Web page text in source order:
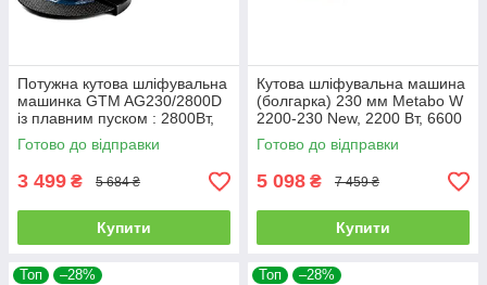
Потужна кутова шліфувальна
машинка GTM AG230/2800D
із плавним пуском : 2800Вт,
диск 230мм (2893)
Готово до відправки
3 499 ₴ 5 684 ₴
Купити
Кутова шліфувальна машина
(болгарка) 230 мм Metabo W
2200-230 New, 2200 Вт, 6600
об/мин, диск 230 мм
Готово до відправки
5 098 ₴ 7 459 ₴
Купити
Топ –28% Топ –28%